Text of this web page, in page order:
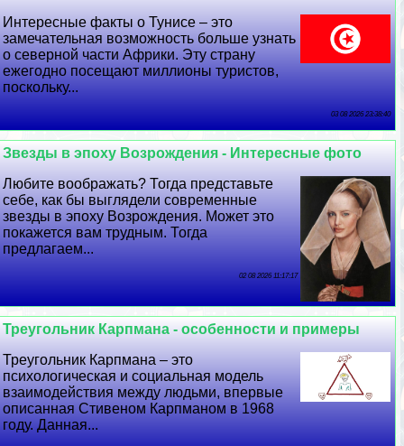
Интересные факты о Тунисе – это
замечательная возможность больше узнать
о северной части Африки. Эту страну
ежегодно посещают миллионы туристов,
поскольку...
03 08 2026 23:38:40
Звезды в эпоху Возрождения - Интересные фото
Любите воображать? Тогда представьте
себе, как бы выглядели современные
звезды в эпоху Возрождения. Может это
покажется вам трудным. Тогда
предлагаем...
02 08 2026 11:17:17
Треугольник Карпмана - особенности и примеры
Треугольник Карпмана – это
психологическая и социальная модель
взаимодействия между людьми, впервые
описанная Стивеном Карпманом в 1968
году. Данная...